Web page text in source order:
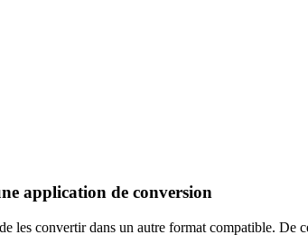
application de conversion
convertir dans un autre format compatible. De